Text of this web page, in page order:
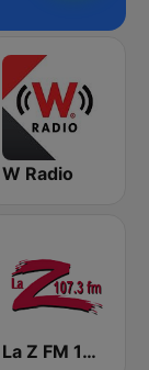
W Radio
La Z FM 107.3